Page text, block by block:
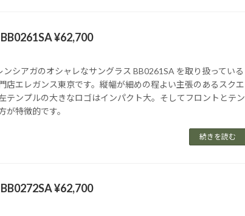
¥62,700
シアガのオシャレなサングラス BB0261SA を取り扱っている
店エレガンス東京です。縦幅が細めの程よい主張のあるスクエ
テンプルの大きなロゴはインパクト大。そしてフロントとテン
が特徴的です。
続きを読む
¥62,700